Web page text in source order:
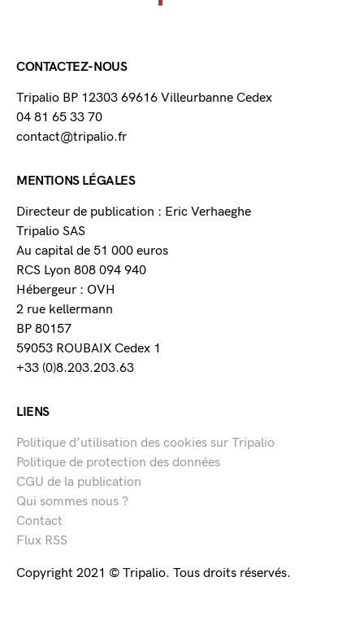
CONTACTEZ-NOUS
Tripalio BP 12303 69616 Villeurbanne Cedex
04 81 65 33 70
contact@tripalio.fr
MENTIONS LÉGALES
Directeur de publication : Eric Verhaeghe
Tripalio SAS
Au capital de 51 000 euros
RCS Lyon 808 094 940
Hébergeur : OVH
2 rue kellermann
BP 80157
59053 ROUBAIX Cedex 1
+33 (0)8.203.203.63
LIENS
Politique d’utilisation des cookies sur Tripalio
Politique de protection des données
CGU de la publication
Qui sommes nous ?
Contact
Flux RSS
Copyright 2021 © Tripalio. Tous droits réservés.